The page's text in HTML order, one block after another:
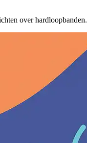
over hardloopbanden.